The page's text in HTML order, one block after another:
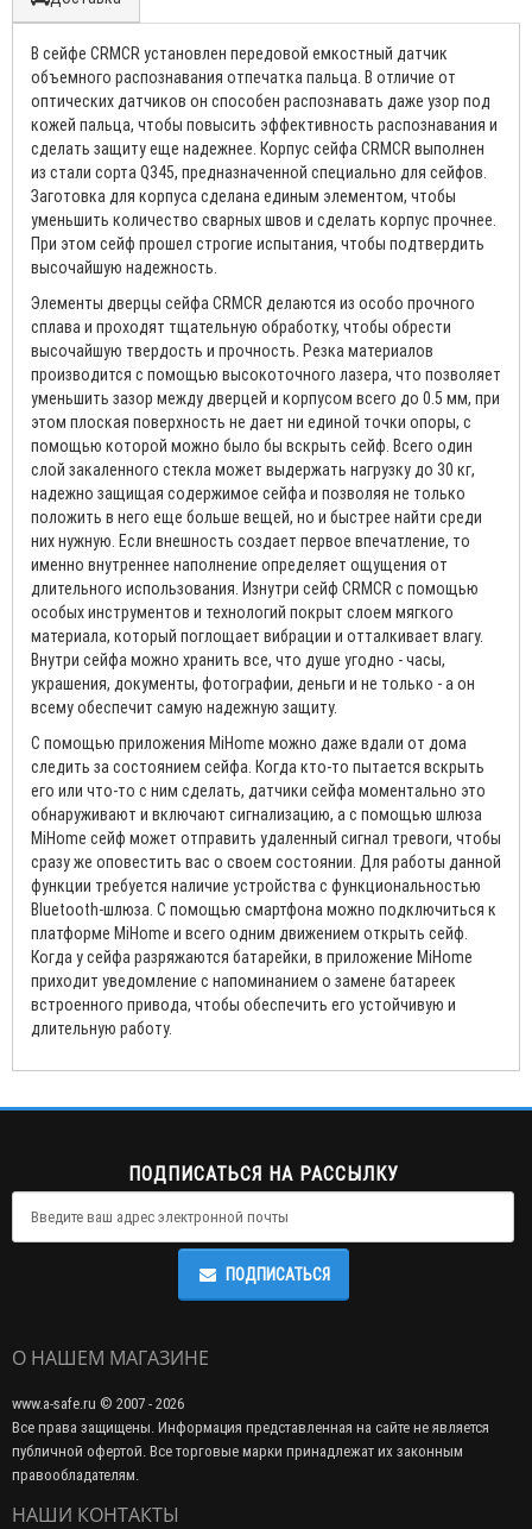
В сейфе CRMCR установлен передовой емкостный датчик
объемного распознавания отпечатка пальца. В отличие от
оптических датчиков он способен распознавать даже узор под
кожей пальца, чтобы повысить эффективность распознавания и
сделать защиту еще надежнее. Корпус сейфа CRMCR выполнен
из стали сорта Q345, предназначенной специально для сейфов.
Заготовка для корпуса сделана единым элементом, чтобы
уменьшить количество сварных швов и сделать корпус прочнее.
При этом сейф прошел строгие испытания, чтобы подтвердить
высочайшую надежность.
Элементы дверцы сейфа CRMCR делаются из особо прочного
сплава и проходят тщательную обработку, чтобы обрести
высочайшую твердость и прочность. Резка материалов
производится с помощью высокоточного лазера, что позволяет
уменьшить зазор между дверцей и корпусом всего до 0.5 мм, при
этом плоская поверхность не дает ни единой точки опоры, с
помощью которой можно было бы вскрыть сейф. Всего один
слой закаленного стекла может выдержать нагрузку до 30 кг,
надежно защищая содержимое сейфа и позволяя не только
положить в него еще больше вещей, но и быстрее найти среди
них нужную. Если внешность создает первое впечатление, то
именно внутреннее наполнение определяет ощущения от
длительного использования. Изнутри сейф CRMCR с помощью
особых инструментов и технологий покрыт слоем мягкого
материала, который поглощает вибрации и отталкивает влагу.
Внутри сейфа можно хранить все, что душе угодно - часы,
украшения, документы, фотографии, деньги и не только - а он
всему обеспечит самую надежную защиту.
С помощью приложения MiHome можно даже вдали от дома
следить за состоянием сейфа. Когда кто-то пытается вскрыть
его или что-то с ним сделать, датчики сейфа моментально это
обнаруживают и включают сигнализацию, а с помощью шлюза
MiHome сейф может отправить удаленный сигнал тревоги, чтобы
сразу же оповестить вас о своем состоянии. Для работы данной
функции требуется наличие устройства с функциональностью
Bluetooth-шлюза. С помощью смартфона можно подключиться к
платформе MiHome и всего одним движением открыть сейф.
Когда у сейфа разряжаются батарейки, в приложение MiHome
приходит уведомление с напоминанием о замене батареек
встроенного привода, чтобы обеспечить его устойчивую и
длительную работу.
ПОДПИСАТЬСЯ НА РАССЫЛКУ
ПОДПИСАТЬСЯ
О НАШЕМ МАГАЗИНЕ
www.a-safe.ru © 2007 - 2026
Все права защищены. Информация представленная на сайте не является
публичной офертой. Все торговые марки принадлежат их законным
правообладателям.
НАШИ КОНТАКТЫ